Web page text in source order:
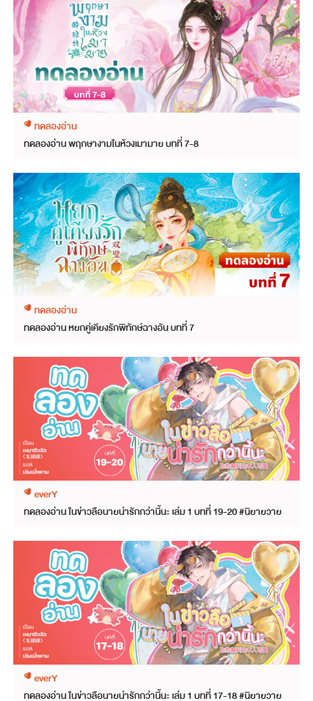
ทดลองอ่าน
ทดลองอ่าน พฤกษางามในห้วงเมามาย บทที่ 7-8
ทดลองอ่าน
ทดลองอ่าน หยกคู่เคียงรักพิทักษ์ฉางอัน บทที่ 7
everY
ทดลองอ่าน ในข่าวลือนายน่ารักกว่านี้นะ เล่ม 1 บทที่ 19-20 #นิยายวาย
everY
ทดลองอ่าน ในข่าวลือนายน่ารักกว่านี้นะ เล่ม 1 บทที่ 17-18 #นิยายวาย